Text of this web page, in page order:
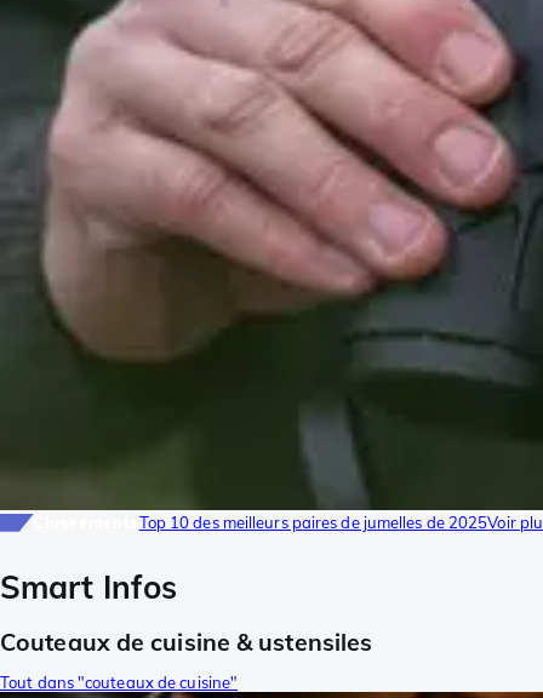
Top 10 des meilleurs paires de jumelles de 2025Voir
Smart Infos
Couteaux de cuisine & ustensiles
Tout dans "couteaux de cuisine"